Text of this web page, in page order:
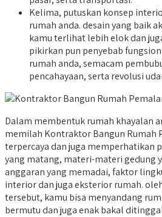
Kelima, putuskan konsep
rumah anda. desain yang baik
kamu terlihat lebih elok dan
pikirkan pun penyebab
rumah anda, semacam
pencahayaan, serta revolusi
Dalam membentuk rumah khayalan
memilah Kontraktor Bangun Rumah
terpercaya dan juga memperhatikan
yang matang, materi-materi gedung
anggaran yang memadai, faktor
interior dan juga eksterior rumah.
tersebut, kamu bisa menyandang
bermutu dan juga enak bakal